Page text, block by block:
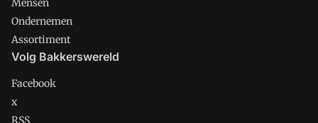
Mensen
Ondernemen
Assortiment
Volg Bakkerswereld
Facebook
x
RSS